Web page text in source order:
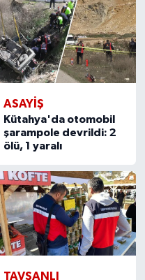
ASAYIŞ
Kütahya'da otomobil
şarampole devrildi: 2
ölü, 1 yaralı
TAVŞANLI